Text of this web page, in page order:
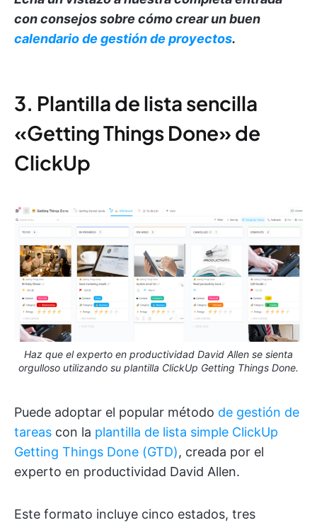
con consejos sobre cómo crear un buen
calendario de gestión de proyectos.
3. Plantilla de lista sencilla
«Getting Things Done» de
ClickUp
Haz que el experto en productividad David Allen se sienta
orgulloso utilizando su plantilla ClickUp Getting Things Done.
Puede adoptar el popular método de gestión de
tareas con la plantilla de lista simple ClickUp
Getting Things Done (GTD), creada por el
experto en productividad David Allen.
Este formato incluye cinco estados, tres